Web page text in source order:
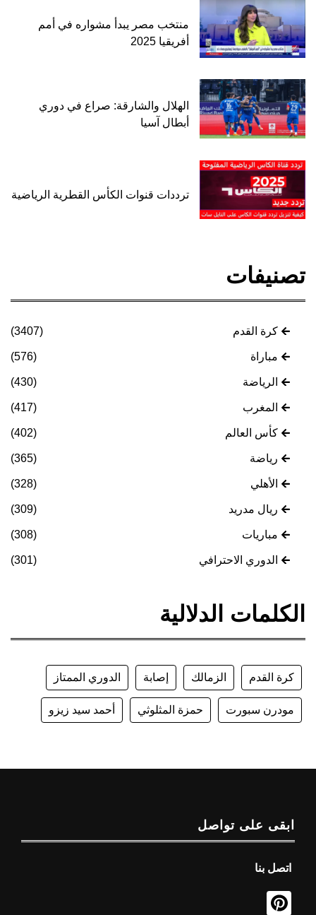
منتخب مصر يبدأ مشواره في أمم
أفريقيا 2025
الهلال والشارقة: صراع في دوري
أبطال آسيا
ترددات قنوات الكأس القطرية الرياضية
تصنيفات
كرة القدم (3407)
مباراة (576)
الرياضة (430)
المغرب (417)
كأس العالم (402)
رياضة (365)
الأهلي (328)
ريال مدريد (309)
مباريات (308)
الدوري الاحترافي (301)
الكلمات الدلالية
كرة القدم الزمالك إصابة الدوري الممتاز
مودرن سبورت حمزة المثلوثي أحمد سيد زيزو
ابقى على تواصل
اتصل بنا